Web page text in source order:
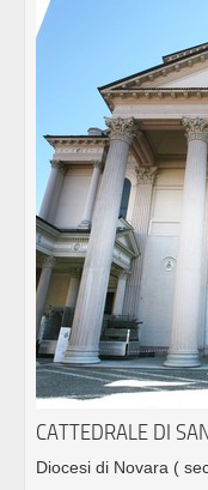
CATTEDRALE DI
Diocesi di Novara (